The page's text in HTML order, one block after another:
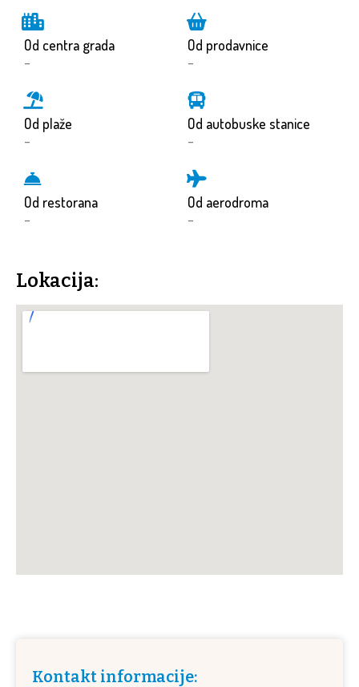
Od centra grada
-
Od plaže
-
Od restorana
-
Od prodavnice
-
Od autobuske stanice
-
Od aerodroma
-
Lokacija:
Kontakt informacije: